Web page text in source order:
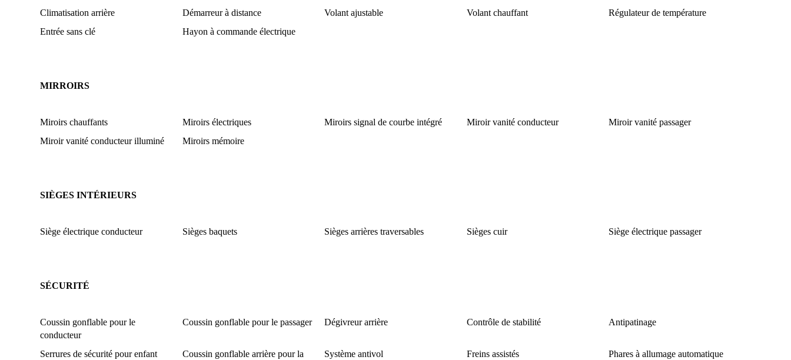
Climatisation arrière
Démarreur à distance Volant ajustable Volant chauffant
Régulateur de température
Entrée sans clé
Hayon à commande électrique
MIRROIRS
Miroirs chauffants Miroirs électriques Miroirs signal de courbe intégré Miroir vanité conducteur
Miroir vanité passager
Miroir vanité conducteur illuminé
Miroirs mémoire
SIÈGES INTÉRIEURS
Siège électrique conducteur Sièges baquets Sièges arrières traversables Sièges cuir Siège électrique passager
SÉCURITÉ
Coussin gonflable pour le
conducteur
Coussin gonflable pour le passager Dégivreur arrière Contrôle de stabilité Antipatinage
Serrures de sécurité pour enfant Coussin gonflable arrière pour la Système antivol Freins assistés Phares à allumage automatique